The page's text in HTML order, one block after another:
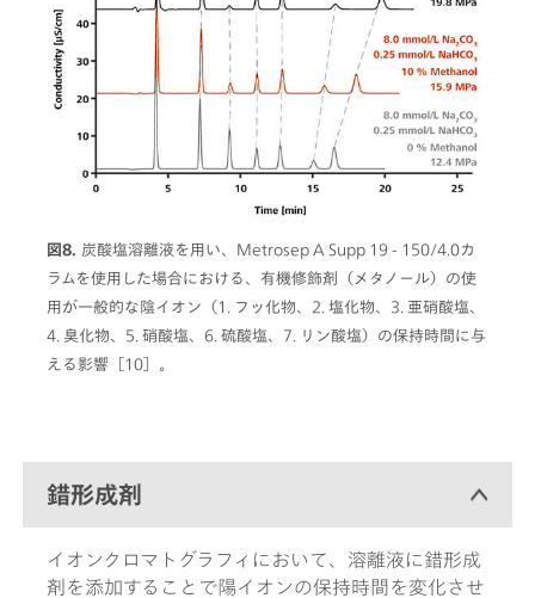
図8. 炭酸塩溶離液を用い、Metrosep A Supp 19 - 150/4.0カ
ラムを使用した場合における、有機修飾剤（メタノール）の使
用が一般的な陰イオン（1. フッ化物、2. 塩化物、3. 亜硝酸塩、
4. 臭化物、5. 硝酸塩、6. 硫酸塩、7. リン酸塩）の保持時間に与
える影響［10］。
錯形成剤
イオンクロマトグラフィにおいて、溶離液に錯形成
剤を添加することで陽イオンの保持時間を変化させ